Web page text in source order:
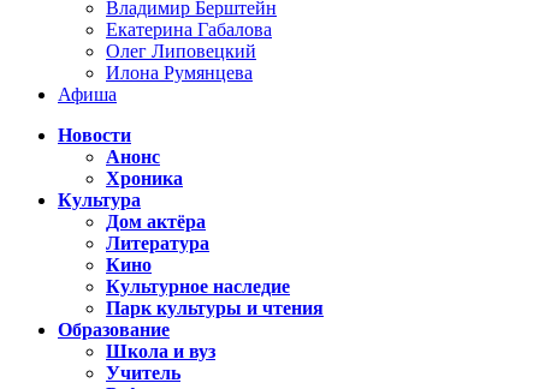
Владимир Берштейн
Екатерина Габалова
Олег Липовецкий
Илона Румянцева
Афиша
Новости
Анонс
Хроника
Культура
Дом актёра
Литература
Кино
Культурное наследие
Парк культуры и чтения
Образование
Школа и вуз
Учитель